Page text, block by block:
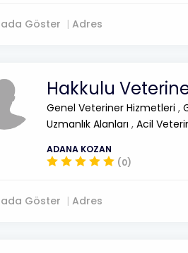
Göster Adres
Hakkulu
Genel Veteriner Hizmetleri ,
Uzmanlık Alanları , Acil
ADANA KOZAN
(0)
Göster Adres